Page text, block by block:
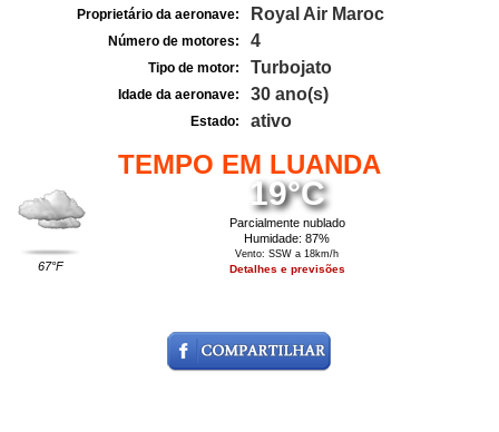
Proprietário da aeronave: Royal Air Maroc
Número de motores: 4
Tipo de motor: Turbojato
Idade da aeronave: 30 ano(s)
Estado: ativo
TEMPO EM LUANDA
67°F
19°C
Parcialmente nublado
Humidade: 87%
Vento: SSW a 18km/h
Detalhes e previsões